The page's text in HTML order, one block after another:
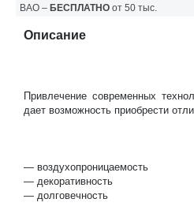
ВАО – БЕСПЛАТНО от 50 тыс.
Описание
Привлечение современных
дает возможность приобрести
— воздухопроницаемость
— декоративность
— долговечность